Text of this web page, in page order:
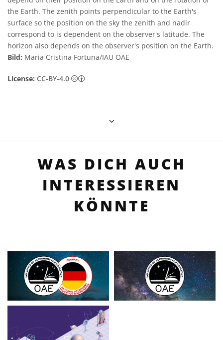
the Earth. The zenith points perpendicular to the Earth's
surface so the position on the sky the zenith and nadir
correspond to is dependent on the observer's latitude. The
horizon also depends on the observer's position on the Earth.
Bild: Maria Cristina Fortuna/IAU OAE
License: CC-BY-4.0 Creative Commons Namensnennung 4.0
WAS DICH AUCH
INTERESSIEREN
KÖNNTE